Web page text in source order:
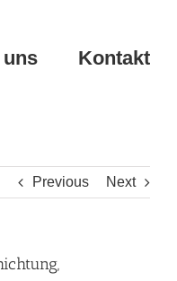
uns Kontakt
Previous Next